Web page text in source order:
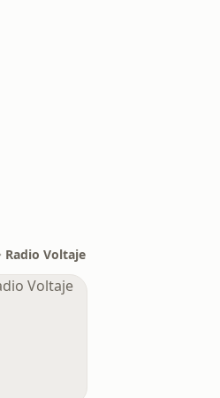
Radio Voltaje